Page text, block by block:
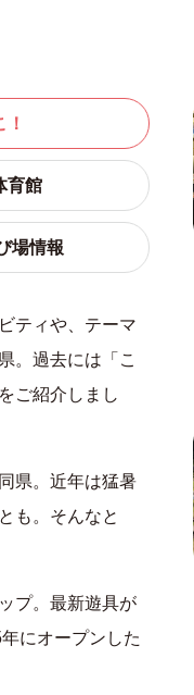
育館
場情報
ティや、テーマ
。過去には「 こ
ご紹介しまし
県。近年は猛暑
も。そんなと
プ。最新遊具が
にオープンした